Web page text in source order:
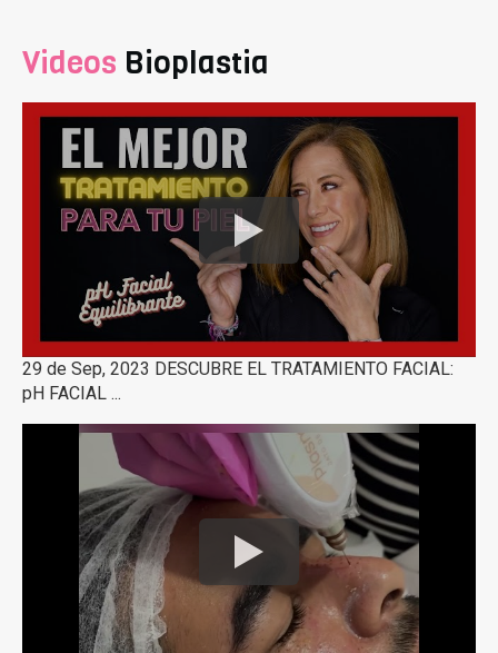
Videos Bioplastia
29 de Sep, 2023 DESCUBRE EL TRATAMIENTO FACIAL:
pH FACIAL ...